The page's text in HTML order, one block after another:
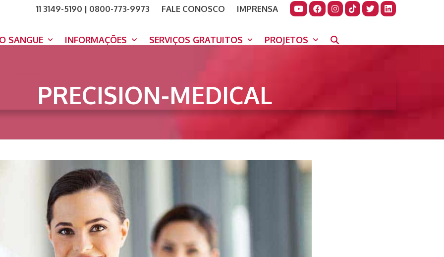
11 3149-5190 | 0800-773-9973 FALE CONOSCO
IMPRENSA
SANGUE INFORMAÇÕES SERVIÇOS GRATUITOS PROJETOS
PRECISION-MEDICAL